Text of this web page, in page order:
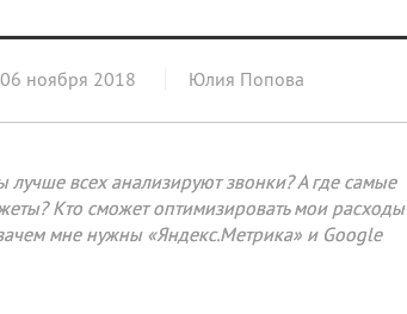
06 ноября 2018 Юлия Попова
лучше всех анализируют звонки? А где самые
Кто сможет оптимизировать мои расходы
мне нужны «Яндекс.Метрика» и Google